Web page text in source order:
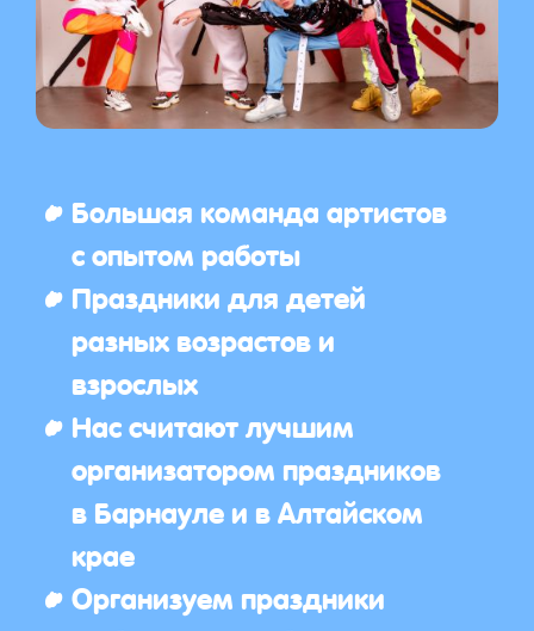
Большая команда артистов
с опытом работы
Праздники для детей
разных возрастов и
взрослых
Нас считают лучшим
организатором праздников
в Барнауле и в Алтайском
крае
Организуем праздники